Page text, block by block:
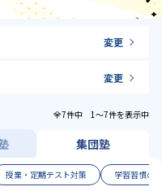
変更
変更
全7件中 1〜7件を表示中
集団塾
授業・定期テスト対策 学習習慣の